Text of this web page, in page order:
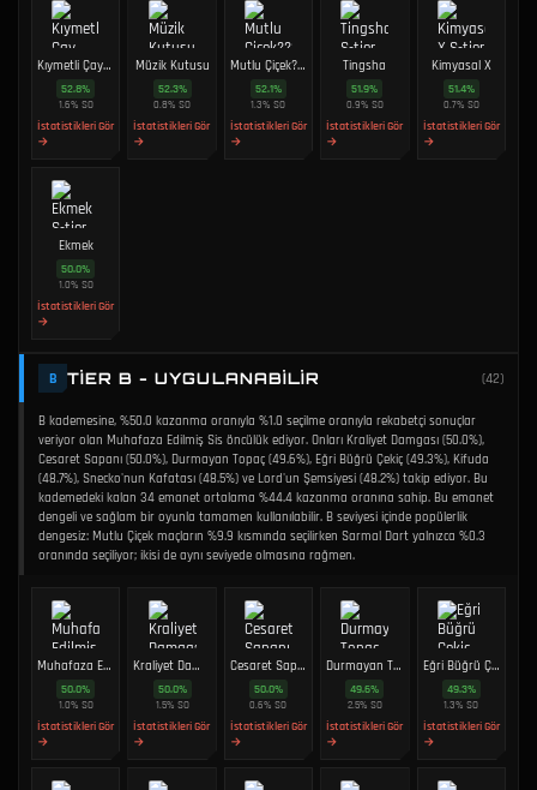
Kıymetli Çay Takımı???
52.8%
1.6% SO
İstatistikleri Gör
→
Müzik Kutusu
52.3%
0.8%SO
İstatistikleri Gör
→
Mutlu Çiçek???
52.1%
1.3%SO
İstatistikleri Gör
→
Tingsha
51.9%
0.9% SO
İstatistikleri Gör
→
Kimyasal X
51.4%
0.7% SO
İstatistikleri Gör
→
Ekmek
50.0%
1.0% SO
İstatistikleri Gör
→
B TIER B - UYGULANABILIR (42)
B kademesine, %50.0 kazanma oranıyla %1.0 seçilme oranıyla rekabetçi sonuçlar
veriyor olan Muhafaza Edilmiş Sis öncülük ediyor. Onları Kraliyet Damgası (50.0%),
Cesaret Sapanı (50.0%), Durmayan Topaç (49.6%), Eğri Büğrü Çekiç (49.3%), Kifuda
(48.7%), Snecko'nun Kafatası (48.5%) ve Lord'un Şemsiyesi (48.2%) takip ediyor. Bu
kademedeki kalan 34 emanet ortalama %44.4 kazanma oranına sahip. Bu emanet
dengeli ve sağlam bir oyunla tamamen kullanılabilir. B seviyesi içinde popülerlik
dengesiz: Mutlu Çiçek maçların %9.9 kısmında seçilirken Sarmal Dart yalnızca %0.3
oranında seçiliyor; ikisi de aynı seviyede olmasına rağmen.
Muhafaza Edilmiş Sis
50.0%
1.0% SO
İstatistikleri Gör
→
Kraliyet Damgası
50.0%
1.5% SO
İstatistikleri Gör
→
Cesaret Sapanı
50.0%
0.6%SO
İstatistikleri Gör
→
Durmayan Topaç
49.6%
2.5% SO
İstatistikleri Gör
→
Eğri Büğrü Çekiç
49.3%
1.3%SO
İstatistikleri Gör
→